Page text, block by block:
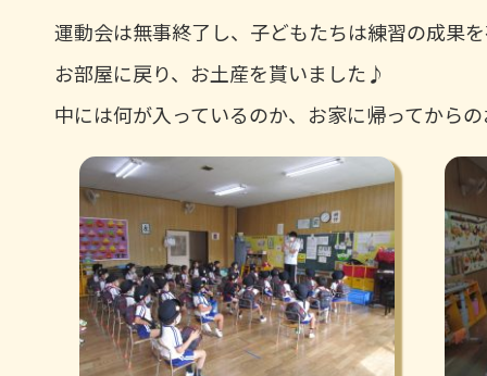
運動会は無事終了し、子どもたちは練習の成果
お部屋に戻り、お土産を貰いました♪
中には何が入っているのか、お家に帰ってから